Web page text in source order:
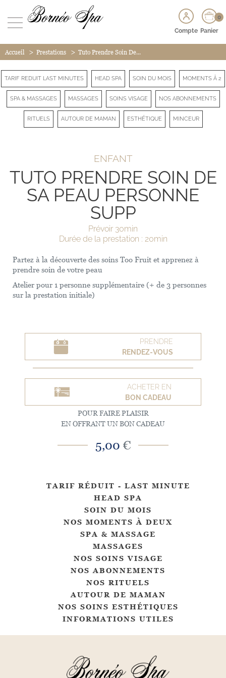
Compte
0
Panier
Accueil > Prestations > Tuto Prendre Soin De...
TARIF REDUIT LAST MINUTES HEAD SPA SOIN DU MOIS MOMENTS À 2
SPA & MASSAGES MASSAGES SOINS VISAGE NOS ABONNEMENTS
RITUELS AUTOUR DE MAMAN ESTHÉTIQUE MINCEUR
ENFANT
TUTO PRENDRE SOIN DE
SA PEAU PERSONNE
SUPP
Prévoir 30min
Durée de la prestation : 20min
Partez à la découverte des soins Too Fruit et apprenez à
prendre soin de votre peau
Atelier pour 1 personne supplémentaire (+ de 3 personnes
sur la prestation initiale)
PRENDRE
RENDEZ-VOUS
ACHETER EN
BON CADEAU
POUR FAIRE PLAISIR
EN OFFRANT UN BON CADEAU
5,00 €
TARIF RÉDUIT - LAST MINUTE
HEAD SPA
SOIN DU MOIS
NOS MOMENTS À DEUX
SPA & MASSAGE
MASSAGES
NOS SOINS VISAGE
NOS ABONNEMENTS
NOS RITUELS
AUTOUR DE MAMAN
NOS SOINS ESTHÉTIQUES
INFORMATIONS UTILES